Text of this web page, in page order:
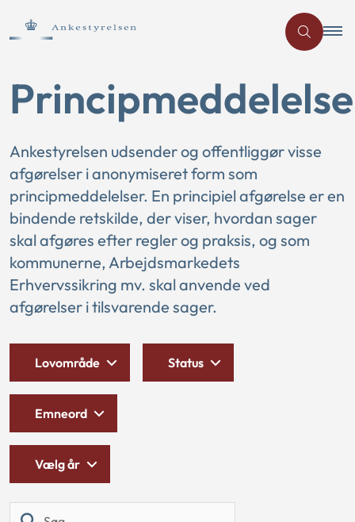
Ankestyrelsen udsender og offentliggør visse
afgørelser i anonymiseret form som
principmeddelelser. En principiel afgørelse er en
bindende retskilde, der viser, hvordan sager
skal afgøres efter regler og praksis, og som
kommunerne, Arbejdsmarkedets
Erhvervssikring mv. skal anvende ved
afgørelser i tilsvarende sager.
Lovområde Status
Emneord
Vælg år